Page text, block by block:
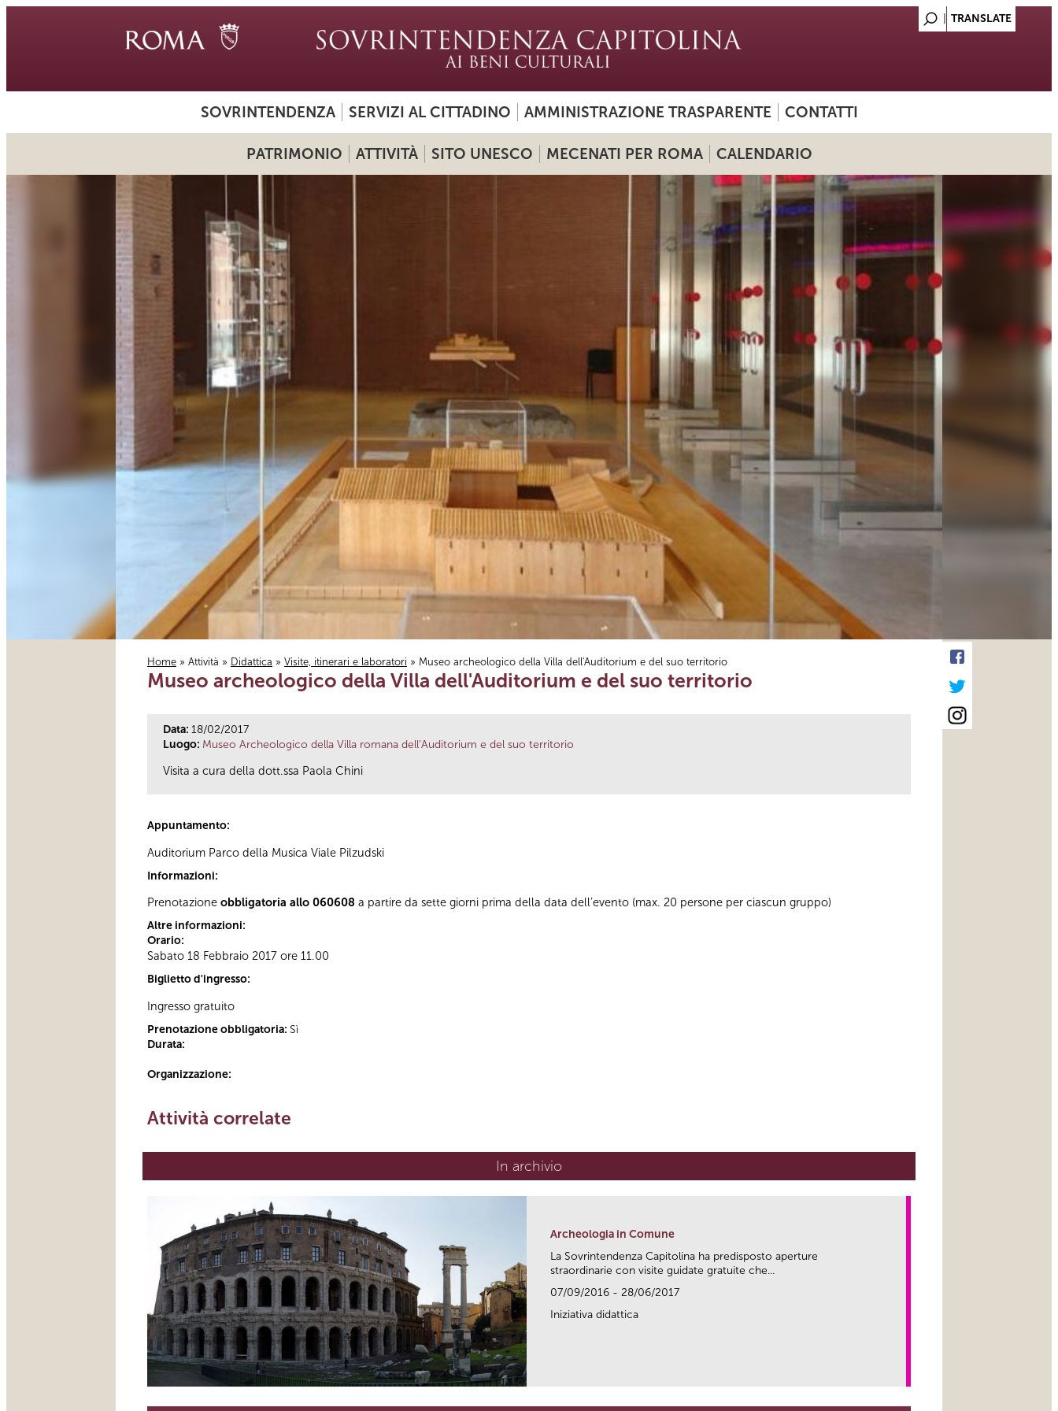
SOVRINTENDENZA SERVIZI AL CITTADINO AMMINISTRAZIONE TRASPARENTE CONTATTI
PATRIMONIO ATTIVITÀ SITO UNESCO MECENATI PER ROMA CALENDARIO
Tu sei qui
Home » Attività » Didattica » Visite, itinerari e laboratori » Museo archeologico della Villa dell'Auditorium e del suo territorio
Museo archeologico della Villa dell'Auditorium e del suo territorio
Data: 18/02/2017
Luogo: Museo Archeologico della Villa romana dell’Auditorium e del suo territorio
Visita a cura della dott.ssa Paola Chini
Appuntamento:
Auditorium Parco della Musica Viale Pilzudski
Informazioni:
Prenotazione obbligatoria allo 060608 a partire da sette giorni prima della data dell’evento (max. 20 persone per ciascun gruppo)
Altre informazioni:
Orario:
Sabato 18 Febbraio 2017 ore 11.00
Biglietto d'ingresso:
Ingresso gratuito
Prenotazione obbligatoria: Sì
Durata:
Organizzazione:
Attività correlate
In archivio
Archeologia in Comune
La Sovrintendenza Capitolina ha predisposto aperture
straordinarie con visite guidate gratuite che...
07/09/2016 - 28/06/2017
Iniziativa didattica